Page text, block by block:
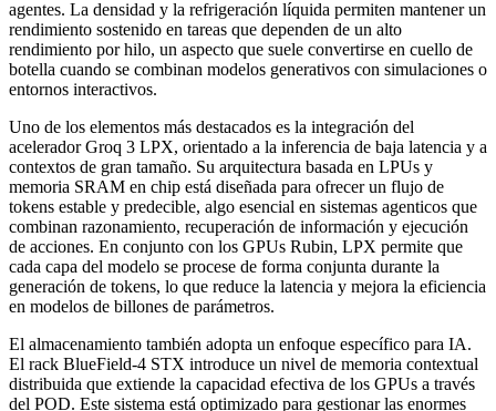
agentes. La densidad y la refrigeración líquida permiten mantener un
rendimiento sostenido en tareas que dependen de un alto
rendimiento por hilo, un aspecto que suele convertirse en cuello de
botella cuando se combinan modelos generativos con simulaciones o
entornos interactivos.
Uno de los elementos más destacados es la integración del
acelerador Groq 3 LPX, orientado a la inferencia de baja latencia y a
contextos de gran tamaño. Su arquitectura basada en LPUs y
memoria SRAM en chip está diseñada para ofrecer un flujo de
tokens estable y predecible, algo esencial en sistemas agenticos que
combinan razonamiento, recuperación de información y ejecución
de acciones. En conjunto con los GPUs Rubin, LPX permite que
cada capa del modelo se procese de forma conjunta durante la
generación de tokens, lo que reduce la latencia y mejora la eficiencia
en modelos de billones de parámetros.
El almacenamiento también adopta un enfoque específico para IA.
El rack BlueField‑4 STX introduce un nivel de memoria contextual
distribuida que extiende la capacidad efectiva de los GPUs a través
del POD. Este sistema está optimizado para gestionar las enormes